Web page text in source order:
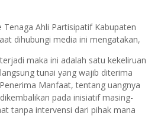
Ahli Partisipatif Kabupaten
dihubungi media ini mengatakan,
maka ini adalah satu kekeliruan
tunai yang wajib diterima
Manfaat, tentang uangnya
pada inisiatif masing-
tanpa intervensi dari pihak mana